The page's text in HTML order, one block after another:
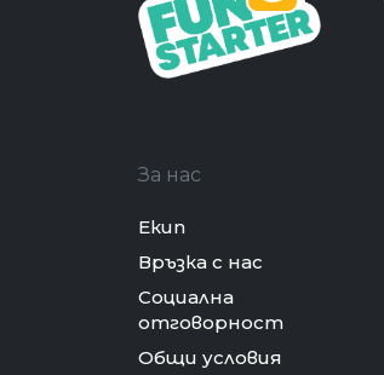
За нас
Екип
Връзка с нас
Социална
отговорност
Общи условия